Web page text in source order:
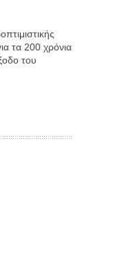
τα 200 χρόνια
του